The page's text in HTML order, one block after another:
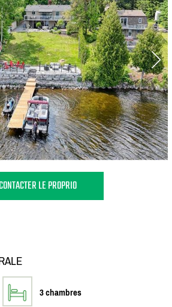
LE PROPRIO
3 chambres